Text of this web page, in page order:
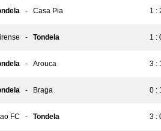
- Casa Pia 1 :
- Tondela 1 :
- Arouca 3 :
- Braga 0 :
FC - Tondela 3 :